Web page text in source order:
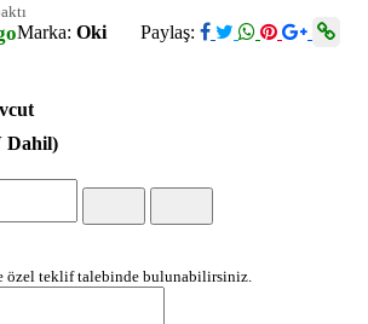
Paylaş:
Marka: Oki
Dahil)
özel teklif talebinde bulunabilirsiniz.